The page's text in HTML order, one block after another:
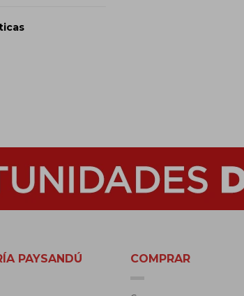
PAYSANDÚ COMPRAR